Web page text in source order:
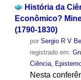
História da
Econômico?
(1790-1830)
por Sergio R V
registrado em:
Ciência,
Nesta